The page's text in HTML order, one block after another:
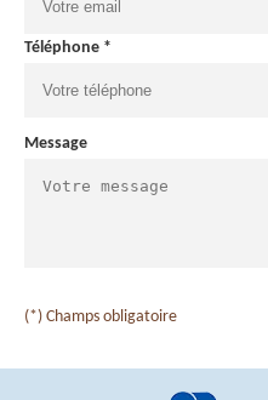
Téléphone *
Message
(*) Champs obligatoire